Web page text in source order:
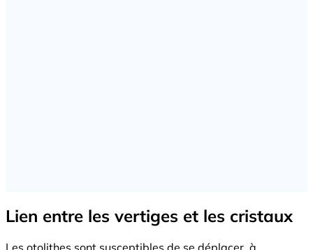
Lien entre les vertiges et les cristaux